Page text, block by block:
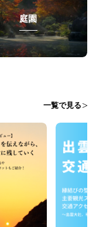
庭園
一覧で見る